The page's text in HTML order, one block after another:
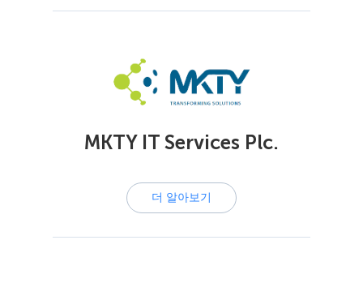
MKTY IT Services Plc.
더 알아보기